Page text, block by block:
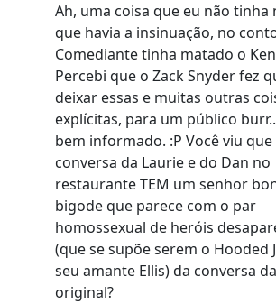
Ah, uma coisa que eu não tinha
que havia a insinuação, no
Comediante tinha matado o
Percebi que o Zack Snyder fez
deixar essas e muitas outras
explícitas, para um público
bem informado. :P Você viu que
conversa da Laurie e do Dan no
restaurante TEM um senhor
bigode que parece com o par
homossexual de heróis
(que se supõe serem o Hooded
seu amante Ellis) da conversa
original?